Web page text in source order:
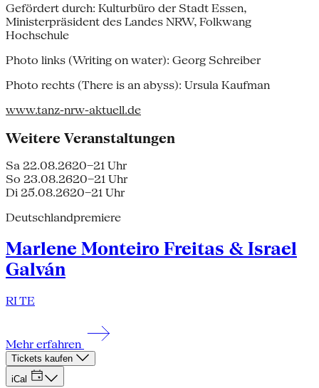
Gefördert durch: Kulturbüro der Stadt Essen,
Ministerpräsident des Landes NRW, Folkwang
Hochschule
Photo links (Writing on water): Georg Schreiber
Photo rechts (There is an abyss): Ursula Kaufman
www.tanz-nrw-aktuell.de
Weitere Veranstaltungen
Sa 22.08.2620–21 Uhr
So 23.08.2620–21 Uhr
Di 25.08.2620–21 Uhr
Deutschlandpremiere
Marlene Monteiro Freitas & Israel
Galván
RI TE
Mehr erfahren
Tickets kaufen
iCal